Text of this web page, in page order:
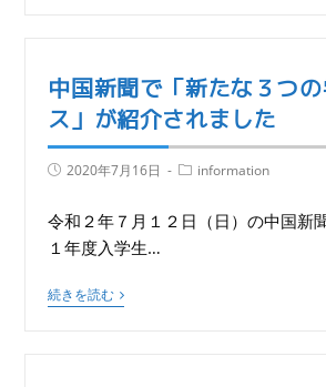
中国新聞で「新たな３つ
ス」が紹介されました
2020年7月16日 information
令和２年７月１２日（日）の中国新
１年度入学生…
続きを読む